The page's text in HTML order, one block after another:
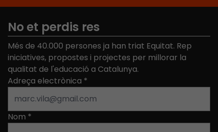
No et perdis res
Més de 40.000 persones ja han triat Equitat. Rep
iniciatives, propostes i projectes per millorar la
qualitat de l'educació a Catalunya.
Adreça electrònica *
Nom *